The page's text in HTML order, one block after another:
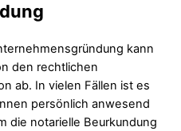
kann
den rechtlichen
ab. In vielen Fällen ist es
persönlich anwesend
die notarielle Beurkundung